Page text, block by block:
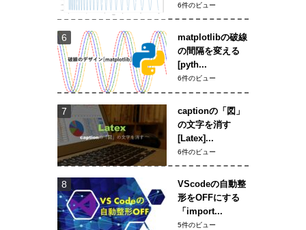
6件のビュー
matplotlibの破線
の間隔を変える
[pyth...
6件のビュー
captionの「図」
の文字を消す
[Latex]...
6件のビュー
VScodeの自動整
形をOFFにする
「import...
5件のビュー